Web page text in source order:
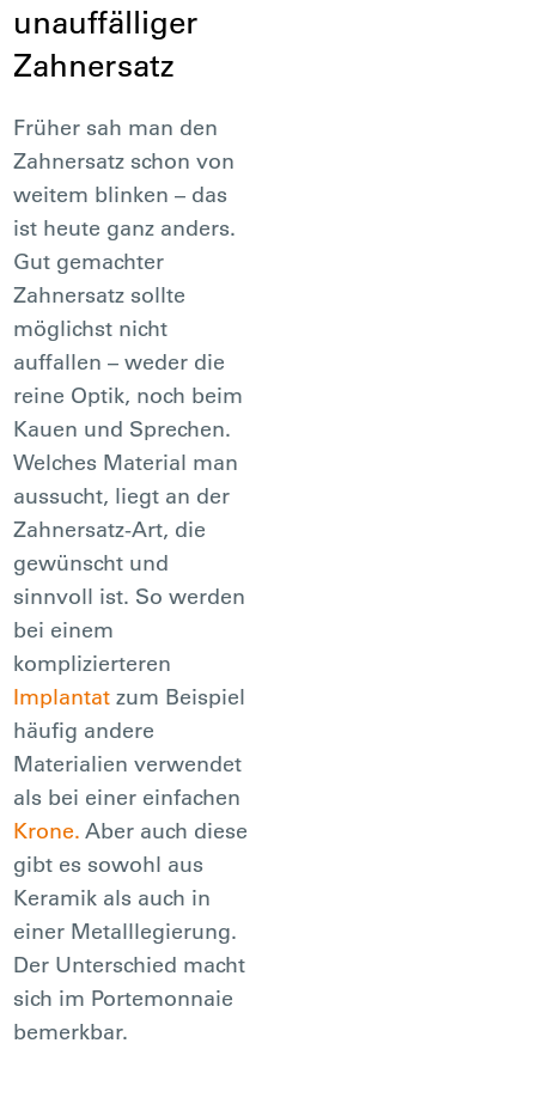
unauffälliger
Zahnersatz
Früher sah man den
Zahnersatz schon von
weitem blinken – das
ist heute ganz anders.
Gut gemachter
Zahnersatz sollte
möglichst nicht
auffallen – weder die
reine Optik, noch beim
Kauen und Sprechen.
Welches Material man
aussucht, liegt an der
Zahnersatz-Art, die
gewünscht und
sinnvoll ist. So werden
bei einem
komplizierteren
Implantat zum Beispiel
häufig andere
Materialien verwendet
als bei einer einfachen
Krone. Aber auch diese
gibt es sowohl aus
Keramik als auch in
einer Metalllegierung.
Der Unterschied macht
sich im Portemonnaie
bemerkbar.